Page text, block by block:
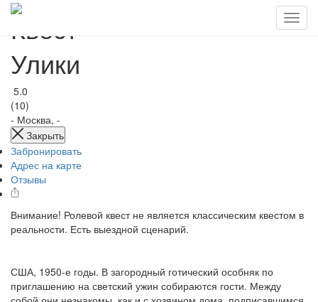
Квест
Улики
5.0
(10)
- Москва, -
Закрыть
Забронировать
Адрес на карте
Отзывы
Внимание! Ролевой квест не является классическим квестом в
реальности. Есть выездной сценарий.
США, 1950-е годы. В загородный готический особняк по
приглашению на светский ужин собираются гости. Между